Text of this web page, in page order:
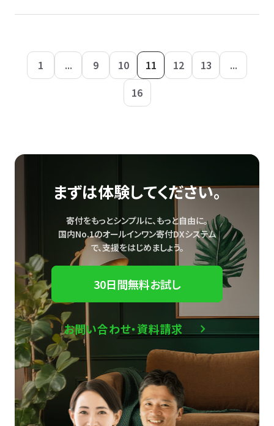
1 ... 9 10 11 12 13
...
16
まずは体験してください。
寄付をもっとシンプルに、もっと自由に。
国内No.1のオールインワン寄付DXシステム
で、支援をはじめましょう。
30日間無料お試し
お問い合わせ・資料請求